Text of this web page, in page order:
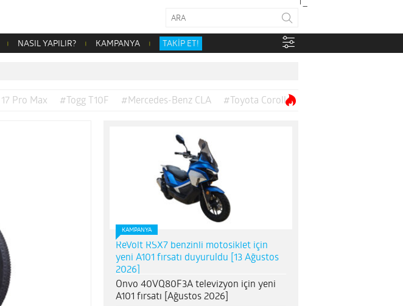
NASIL YAPILIR? KAMPANYA TAKİP ET!
Pro Max #Togg T10F #Mercedes-Benz CLA #Toyota Corolla
KAMPANYA
ReVolt RSX7 benzinli motosiklet için
yeni A101 fırsatı duyuruldu [13 Ağustos
2026]
Onvo 40VQ80F3A televizyon için yeni
A101 fırsatı [Ağustos 2026]